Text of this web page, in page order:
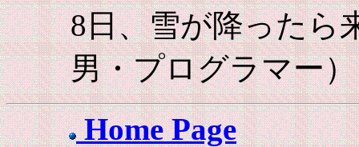
8日、雪が降ったら
男・プログラマー）
Home Page